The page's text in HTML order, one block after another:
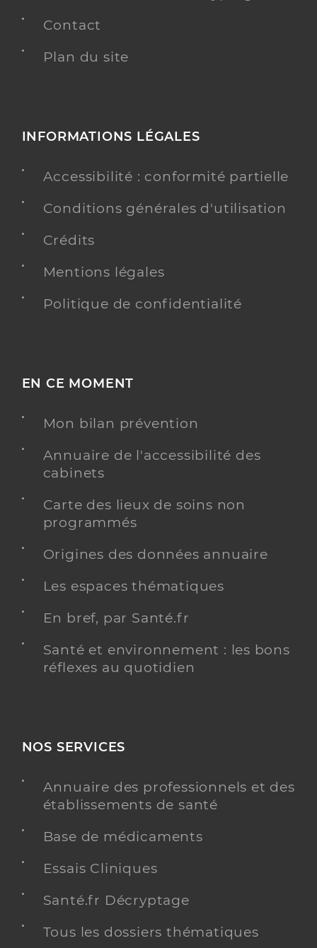
Contact
Plan du site
INFORMATIONS LÉGALES
Accessibilité : conformité partielle
Conditions générales d'utilisation
Crédits
Mentions légales
Politique de confidentialité
EN CE MOMENT
Mon bilan prévention
Annuaire de l'accessibilité des
cabinets
Carte des lieux de soins non
programmés
Origines des données annuaire
Les espaces thématiques
En bref, par Santé.fr
Santé et environnement : les bons
réflexes au quotidien
NOS SERVICES
Annuaire des professionnels et des
établissements de santé
Base de médicaments
Essais Cliniques
Santé.fr Décryptage
Tous les dossiers thématiques